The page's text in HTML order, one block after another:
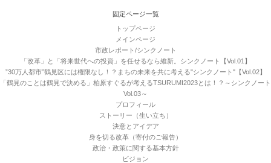
固定ページ一覧
トップページ
メインページ
市政レポート/シンクノート
「改革」と「将来世代への投資」を任せるなら維新。シンクノート【Vol.01】
”30万人都市”鶴見区には権限なし！？まちの未来を共に考える"シンクノート"【Vol.02】
「鶴見のことは鶴見で決める」柏原すぐるが考えるTSURUMI2023とは！？～シンクノート
Vol.03～
プロフィール
ストーリー（生い立ち）
決意とアイデア
身を切る改革（寄付のご報告）
政治・政策に関する基本方針
ビジョン